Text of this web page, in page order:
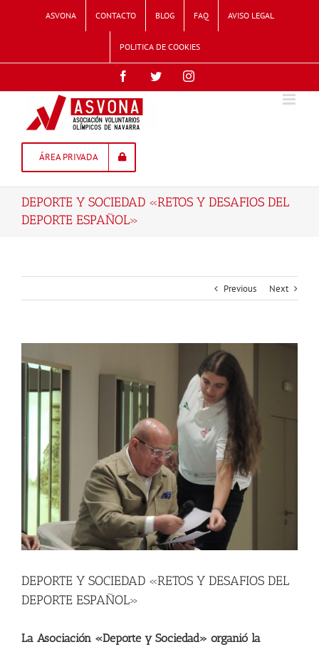
ASVONA CONTACTO BLOG FAQ AVISO LEGAL
POLITICA DE COOKIES
FacebookTwitterInstagram
ÁREA PRIVADA
DEPORTE Y SOCIEDAD «RETOS Y DESAFIOS DEL
DEPORTE ESPAÑOL»
Previous Next
Larger
DEPORTE Y SOCIEDAD «RETOS Y DESAFIOS DEL
DEPORTE ESPAÑOL»
La Asociación «Deporte y Sociedad» organió la